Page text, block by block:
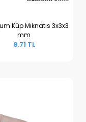
Sepete Ekle
Küp Mıknatıs 3x3x3
mm
8.71 TL